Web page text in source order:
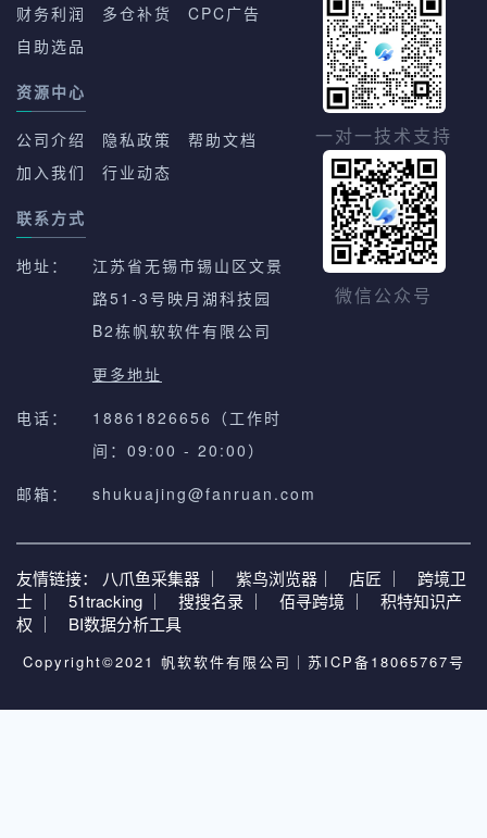
财务利润 多仓补货
CPC广告
自助选品
资源中心
公司介绍 隐私政策
帮助文档
加入我们
行业动态
联系方式
地址：
江苏省无锡市锡山区文景
路51-3号映月湖科技园
B2栋帆软软件有限公司
更多地址
电话：
18861826656（工作时
间：09:00 - 20:00）
邮箱：
shukuajing@fanruan.com
一对一技术支持
微信公众号
友情链接： 八爪鱼采集器 ｜ 紫鸟浏览器｜ 店匠 ｜
跨境卫
士 ｜
51tracking ｜ 搜搜名录 ｜ 佰寻跨境 ｜
积特知识产
权 ｜
BI数据分析工具
Copyright©2021 帆软软件有限公司｜ 苏ICP备18065767号